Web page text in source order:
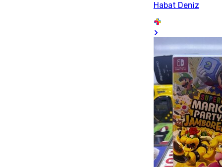
Habat Deniz